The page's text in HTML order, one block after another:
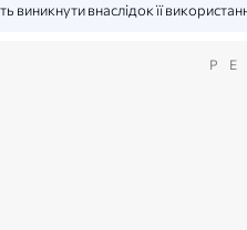
внаслідок її